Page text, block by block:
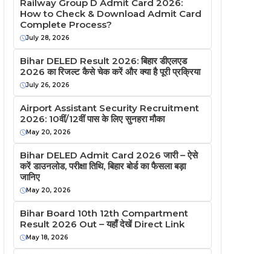
Railway Group D Admit Card 2026:
How to Check & Download Admit Card
Complete Process?
July 28, 2026
Bihar DELED Result 2026: बिहार डीएलएड
2026 का रिजल्ट कैसे चेक करें और क्या है पूरी प्रक्रिया
July 26, 2026
Airport Assistant Security Recruitment
2026: 10वीं/12वीं पास के लिए सुनहरा मौका
May 20, 2026
Bihar DELED Admit Card 2026 जारी – ऐसे
करें डाउनलोड, परीक्षा तिथि, बिहार बोर्ड का फैसला बड़ा
जानिए
May 20, 2026
Bihar Board 10th 12th Compartment
Result 2026 Out – यहाँ देखें Direct Link
May 18, 2026